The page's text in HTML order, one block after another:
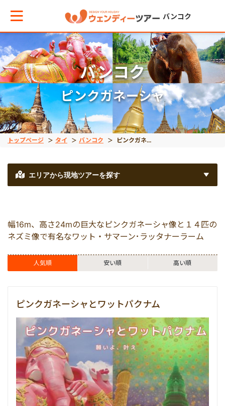
バンコク
トップページ タイ バンコク ピンクガネーシャ
バンコク
ピンクガネーシャ
エリアから現地ツアーを探す
幅16m、高さ24mの巨大なピンクガネーシャ像と１４匹の
ネズミ像で有名なワット・サマーン･ラッタナーラーム
人気順 安い順 高い順
ピンクガネーシャとワットパクナム
メインメニューへ戻る
マから現地ツアーを探す
コク市内観光
遺産アユタヤ
チャナブリー
トパクナム
ヤイ
送迎
ターテイメント
メインメニューへ戻る
アからお役立ち情報を探す
ドネシア
ーシア
ガポール